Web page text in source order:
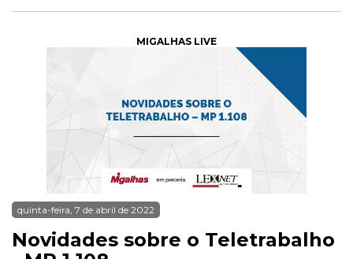
MIGALHAS LIVE
quinta-feira, 7 de abril de 2022
Novidades sobre o Teletrabalho